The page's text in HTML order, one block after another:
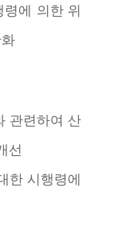
에 의한 위
관련하여 산
선
한 시행령에